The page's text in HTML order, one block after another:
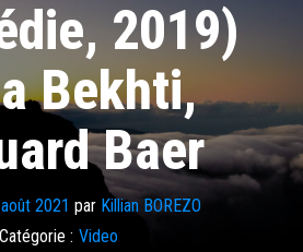
2019)
Bekhti,
Baer
2021 par Killian BOREZO
Catégorie : Video